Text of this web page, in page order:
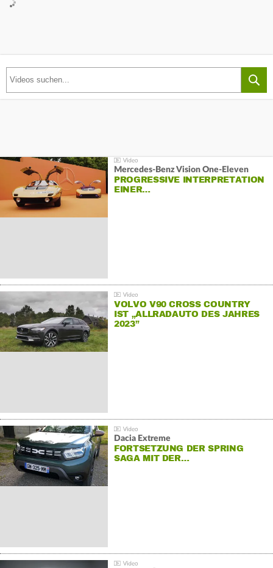
Mercedes-Benz Vision One-Eleven
PROGRESSIVE INTERPRETATION
EINER…
VOLVO V90 CROSS COUNTRY
IST „ALLRADAUTO DES JAHRES
2023”
Dacia Extreme
FORTSETZUNG DER SPRING
SAGA MIT DER…